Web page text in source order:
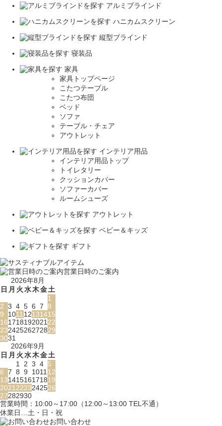
アルミブラインド
ハニカムスクリーン
縦型ブラインド
寝装品
家具
家具トップページ
こたつテーブル
こたつ布団
ベッド
ソファ
テーブル・チェア
アウトレット
インテリア用品
インテリア用品トップ
トイレタリー
クッションカバー
ソファーカバー
ルームシューズ
アウトレット
ベビー＆キッズ
ギフト
営業日時のご案内
2026年8月
日 月 火水木金土
1
2 3 4 5 6 7 8
9
1011 12131415
161718192021 22
23242526272829
3031
2026年9月
日 月 火水木金土
1
2 3 4 5
6 7 8 9 1011 12
13141516171819
2021 2223242526
27282930
営業時間：10:00～17:00（12:00～13:00 TEL不通）
休業日…土・日・祝
お問い合わせ